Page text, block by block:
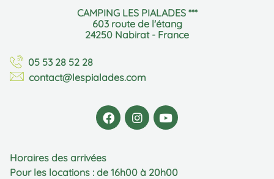
CAMPING LES PIALADES ***
603 route de l'étang
24250 Nabirat - France
05 53 28 52 28
contact@lespialades.com
Horaires des arrivées
Pour les locations : de 16h00 à 20h00